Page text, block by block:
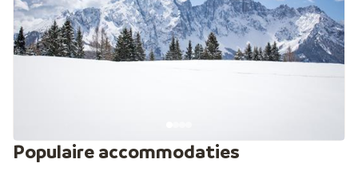
je elke minuut op de berg wilt benutten en graag start
met verse ribbels onder je ski’s. Nova Ponente
(Deutschnofen) ligt iets verderop en heeft een meer
traditioneel karakter. Hier vind je accommodaties
overzichtelijke regio waar ontspannen wintersport
vanzelfsprekend is.
Populaire accommodaties